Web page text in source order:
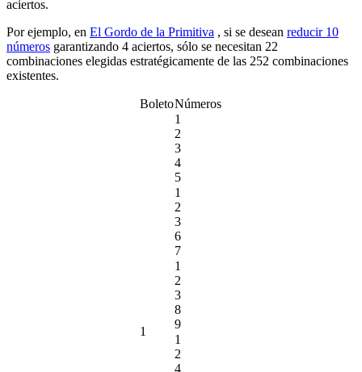
aciertos.
Por ejemplo, en El Gordo de la Primitiva , si se desean reducir 10
números garantizando 4 aciertos, sólo se necesitan 22
combinaciones elegidas estratégicamente de las 252 combinaciones
existentes.
BoletoNúmeros
1
1
2
3
4
5
1
2
3
6
7
1
2
3
8
9
1
2
4